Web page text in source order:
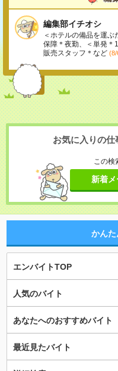
編集部イチオシ
＜ホテルの備品を運
保障＊夜勤、＜単発＊
販売スタッフ＊など (8/
お気に入りの仕
この検
新着
かんた
エンバイトTOP
人気のバイト
あなたへのおすすめバイト
最近見たバイト